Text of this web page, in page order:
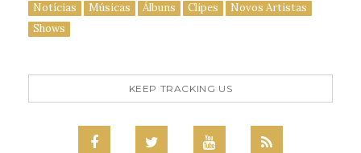
Notícias Músicas Álbuns Clipes
Novos Artistas
Shows
KEEP TRACKING US